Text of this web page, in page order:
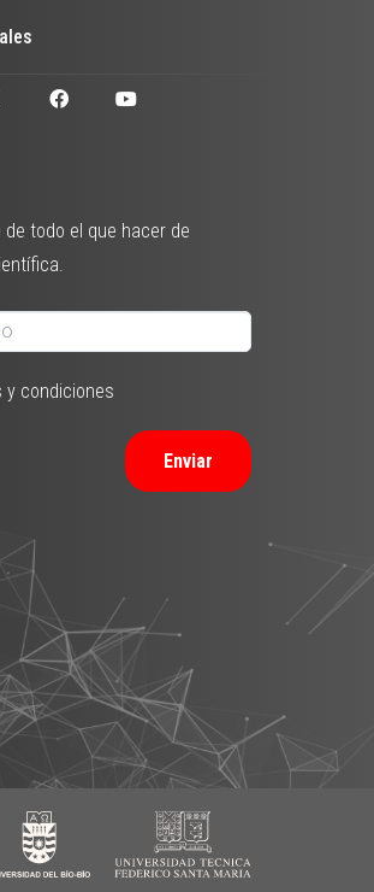
todo el que hacer de
y condiciones
Enviar